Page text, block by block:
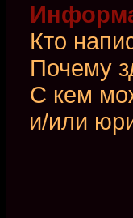
Кто
Почему
С кем
и/или